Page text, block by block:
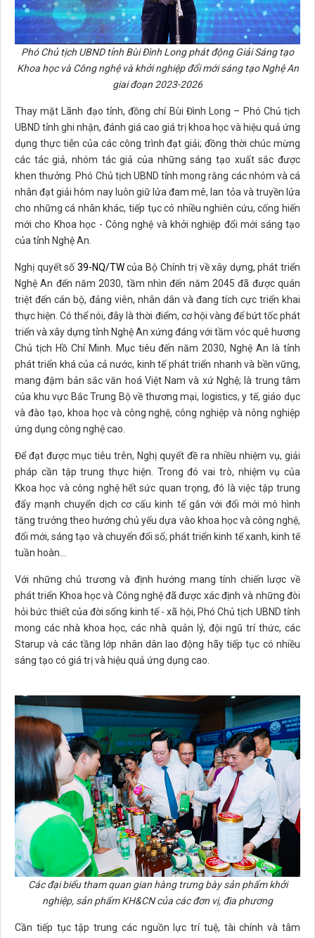
Phó Chủ tịch UBND tỉnh Bùi Đình Longphát động Giải Sáng tạo
Khoa học và Công nghệ và khởi nghiệp đổi mới sáng tạo Nghệ An
giai đoạn 2023-2026
Thay mặt Lãnh đạo tỉnh, đồng chí Bùi Đình Long – Phó Chủ tịch
UBND tỉnh ghi nhận, đánh giá cao giá trị khoa học và hiệu quả ứng
dụng thực tiễn của các công trình đạt giải; đồng thời chúc mừng
các tác giả, nhóm tác giả của những sáng tạo xuất sắc được
khen thưởng. Phó Chủ tịch UBND tỉnh mong rằng các nhóm và cá
nhân đạt giải hôm nay luôn giữ lửa đam mê, lan tỏa và truyền lửa
cho những cá nhân khác, tiếp tục có nhiều nghiên cứu, cống hiến
mới cho Khoa học - Công nghệ và khởi nghiệp đổi mới sáng tạo
của tỉnh Nghệ An.
Nghị quyết số 39-NQ/TWcủa Bộ Chính trị về xây dựng, phát triển
Nghệ An đến năm 2030, tầm nhìn đến năm 2045 đã được quán
triệt đến cán bộ, đảng viên, nhân dân và đang tích cực triển khai
thực hiện. Có thể nói, đây là thời điểm, cơ hội vàng để bứt tốc phát
triển và xây dựng tỉnh Nghệ An xứng đáng với tầm vóc quê hương
Chủ tịch Hồ Chí Minh. Mục tiêu đến năm 2030, Nghệ An là tỉnh
phát triển khá của cả nước, kinh tế phát triển nhanh và bền vững,
mang đậm bản sắc văn hoá Việt Nam và xứ Nghệ; là trung tâm
của khu vực Bắc Trung Bộ về thương mại, logistics, y tế, giáo dục
và đào tạo, khoa học và công nghệ, công nghiệp và nông nghiệp
ứng dụng công nghệ cao.
Để đạt được mục tiêu trên, Nghị quyết đề ra nhiều nhiệm vụ, giải
pháp cần tập trung thực hiện. Trong đó vai trò, nhiệm vụ của
Kkoa học và công nghệ hết sức quan trọng, đó là việc tập trung
đẩy mạnh chuyển dịch cơ cấu kinh tế gắn với đổi mới mô hình
tăng trưởng theo hướng chủ yếu dựa vào khoa học và công nghệ,
đổi mới, sáng tạo và chuyển đổi số; phát triển kinh tế xanh, kinh tế
tuần hoàn...
Với những chủ trương và định hướng mang tính chiến lược về
phát triển Khoa học và Công nghệ đã được xác định và những đòi
hỏi bức thiết của đời sống kinh tế - xã hội, Phó Chủ tịch UBND tỉnh
mong các nhà khoa học, các nhà quản lý, đội ngũ trí thức, các
Starup và các tầng lớp nhân dân lao động hãy tiếp tục có nhiều
sáng tạo có giá trị và hiệu quả ứng dụng cao.
Các đại biểu tham quan gian hàng trưng bày sản phẩm khởi
nghiệp, sản phẩm KH&CN của các đơn vị, địa phương
Cần tiếp tục tập trung các nguồn lực trí tuệ, tài chính và tâm